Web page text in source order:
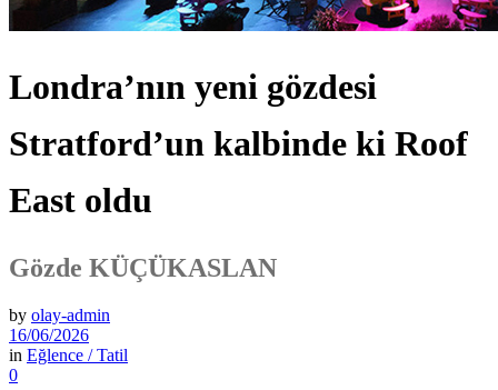
Londra’nın yeni gözdesi
Stratford’un kalbinde ki Roof
East oldu
Gözde KÜÇÜKASLAN
by olay-admin
16/06/2026
in Eğlence / Tatil
0